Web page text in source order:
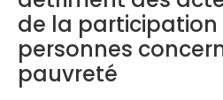
de la participation
personnes
pauvreté